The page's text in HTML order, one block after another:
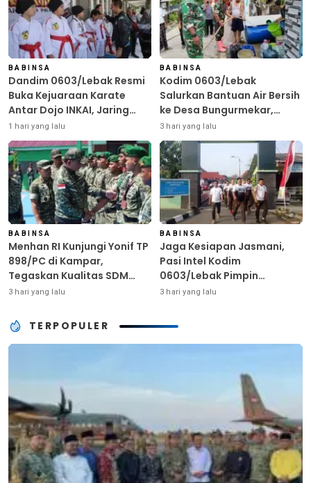
BABINSA
Dandim 0603/Lebak Resmi
Buka Kejuaraan Karate
Antar Dojo INKAI, Jaring
Bibit Atlet Unggul Sambut
HUT ke-81 RI
1 hari yang lalu
BABINSA
Kodim 0603/Lebak
Salurkan Bantuan Air Bersih
ke Desa Bungurmekar,
Ringankan Beban Warga
Terdampak Kemarau
3 hari yang lalu
BABINSA
Menhan RI Kunjungi Yonif TP
898/PC di Kampar,
Tegaskan Kualitas SDM
Kunci Kekuatan TNI
3 hari yang lalu
BABINSA
Jaga Kesiapan Jasmani,
Pasi Intel Kodim
0603/Lebak Pimpin
Pembinaan Fisik Rutin
3 hari yang lalu
TERPOPULER